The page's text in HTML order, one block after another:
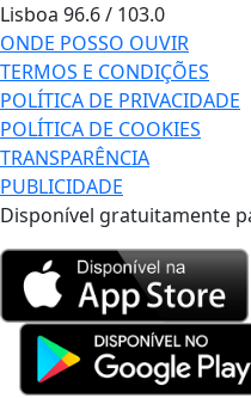
Lisboa 96.6 / 103.0
ONDE POSSO OUVIR
TERMOS E CONDIÇÕES
POLÍTICA DE PRIVACIDADE
POLÍTICA DE COOKIES
TRANSPARÊNCIA
PUBLICIDADE
Disponível gratuitamente